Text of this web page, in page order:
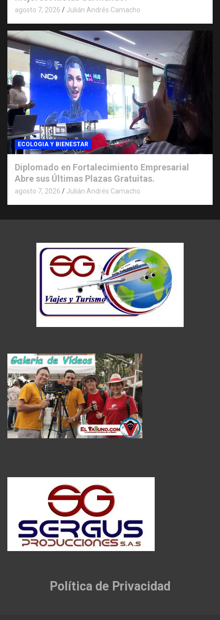
agosto 7, 2026 Julián Andrés Camacho
ECOLOGIA Y BIENESTAR
Diplomado en Fortalecimiento Empresarial
Abre sus Últimas Plazas Gratuitas.
agosto 7, 2026 Julián Andrés Camacho
Política de Privacidad